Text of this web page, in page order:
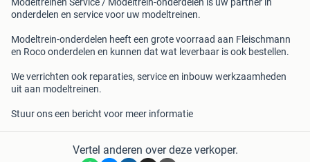
Modeltreinen Service / Modeltrein-onderdelen is uw partner in
onderdelen en service voor uw modeltreinen.
Modeltrein-onderdelen heeft een grote voorraad aan Fleischmann
en Roco onderdelen en kunnen dat wat leverbaar is ook bestellen.
We verrichten ook reparaties, service en inbouw werkzaamheden
uit aan modeltreinen.
Stuur ons een bericht voor meer informatie
Vertel anderen over deze verkoper.